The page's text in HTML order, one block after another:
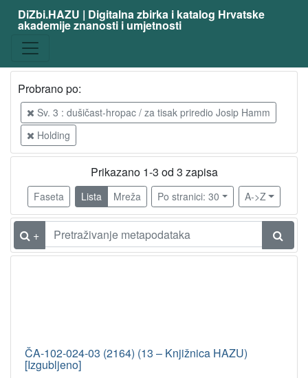
DiZbi.HAZU | Digitalna zbirka i katalog Hrvatske
akademije znanosti i umjetnosti
Probrano po:
Sv. 3 : dušičast-hropac / za tisak priredio Josip Hamm
Holding
Prikazano 1-3 od 3 zapisa
Faseta Lista Mreža Po stranici: 30 A->Z
+
ČA-102-024-03 (2164) (13 – Knjižnica HAZU)
[Izgubljeno]